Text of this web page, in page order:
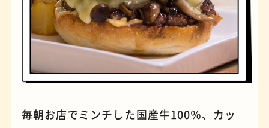
パンケーキ 手芸
毎朝お店でミンチした国産牛100％、カッ